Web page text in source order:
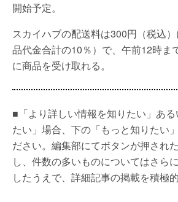
開始予定。
スカイハブの配送料は300円（税込
品代金合計の10％）で、午前12時ま
に商品を受け取れる。
■「より詳しい情報を知りたい」あ
たい」場合、下の「もっと知りたい
ださい。編集部にてボタンが押され
し、件数の多いものについてはさら
したうえで、詳細記事の掲載を積極